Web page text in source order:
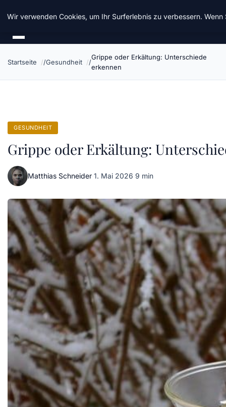
Taz Nrw
Startseite Gesundheit
Grippe oder Erkältung: Unterschiede
erkennen
GESUNDHEIT
Grippe oder Erkältung:
Matthias Schneider·1. Mai 2026·9 min
Wir verwenden Cookies, um Ihr Surferlebnis zu verbessern.